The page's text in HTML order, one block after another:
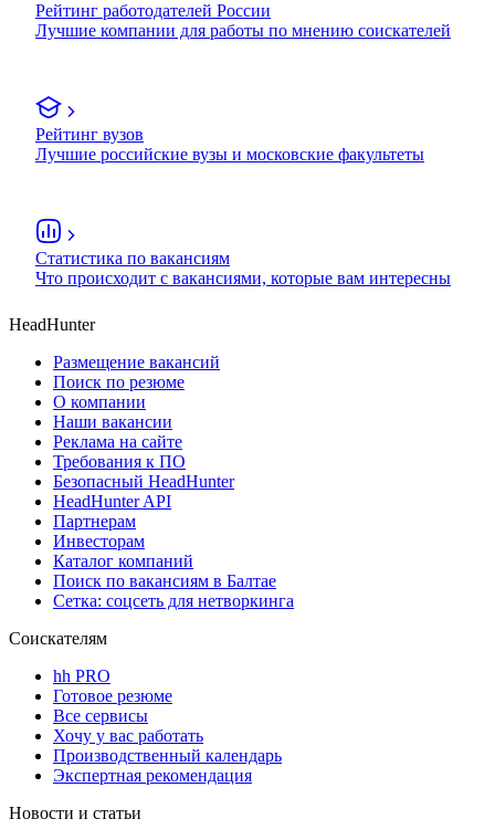
Рейтинг работодателей России
Лучшие компании для работы по мнению соискателей
Рейтинг вузов
Лучшие российские вузы и московские факультеты
Статистика по вакансиям
Что происходит с вакансиями, которые вам интересны
HeadHunter
Размещение вакансий
Поиск по резюме
О компании
Наши вакансии
Реклама на сайте
Требования к ПО
Безопасный HeadHunter
HeadHunter API
Партнерам
Инвесторам
Каталог компаний
Поиск по вакансиям в Балтае
Сетка: соцсеть для нетворкинга
Соискателям
hh PRO
Готовое резюме
Все сервисы
Хочу у вас работать
Производственный календарь
Экспертная рекомендация
Новости и статьи